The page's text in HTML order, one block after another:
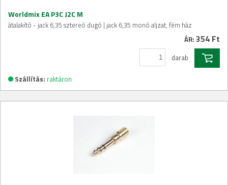
Worldmix EA P3C J2C M
átalakító - jack 6,35 sztereó dugó | jack 6,35 monó aljzat, fém ház
ÁR: 354 Ft
darab
Szállítás: raktáron